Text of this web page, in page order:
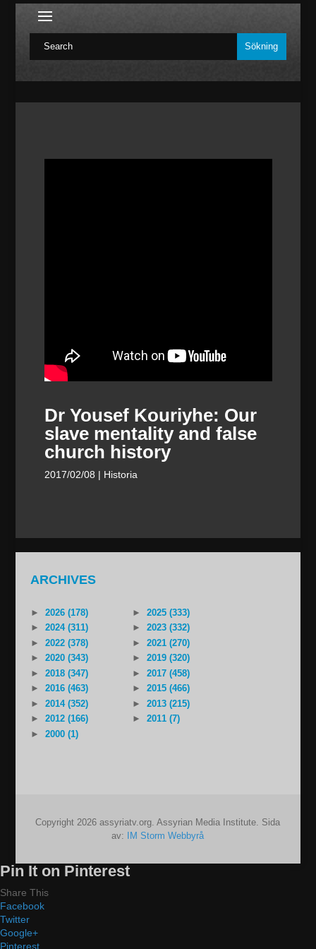
Dr Yousef Kouriyhe: Our
slave mentality and false
church history
2017/02/08 | Historia
ARCHIVES
► 2026 (178) ►
2025 (333)
►
2024 (311) ►
2023 (332)
►
2022 (378) ►
2021 (270)
►
2020 (343) ►
2019 (320)
►
2018 (347) ►
2017 (458)
►
2016 (463) ►
2015 (466)
►
2014 (352) ►
2013 (215)
►
2012 (166) ►
2011 (7)
►
2000 (1)
Copyright 2026 assyriatv.org. Assyrian Media Institute. Sida
av:
IM Storm Webbyrå
Pin It on Pinterest
Share This
Facebook
Twitter
Google+
Pinterest